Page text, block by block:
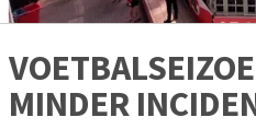
MINDER